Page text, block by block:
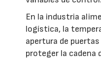
En la industria
logística, la
apertura de
proteger la cadena